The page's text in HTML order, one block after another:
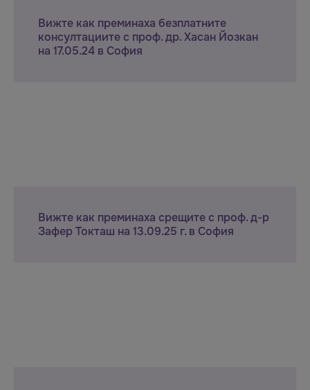
Вижте как преминаха безплатните
консултациите с проф. др. Хасан Йозкан
на 17.05.24 в София
Вижте как преминаха срещите с проф. д-р
Зафер Токташ на 13.09.25 г. в София